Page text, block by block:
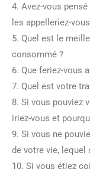
4. Avez-vous
les appelleriez-
5. Quel est le
consommé ?
6. Que feriez-vous
7. Quel est votre
8. Si vous pouviez
iriez-vous et
9. Si vous ne
de votre vie, lequel
10. Si vous étiez